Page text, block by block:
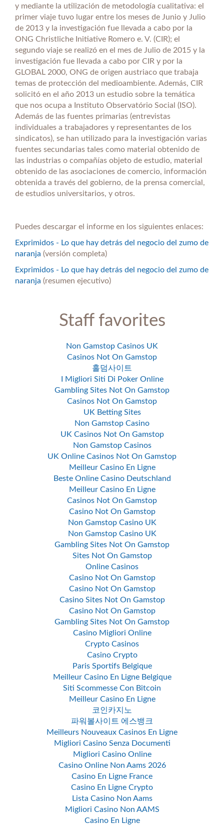
y mediante la utilización de metodología cualitativa: el
primer viaje tuvo lugar entre los meses de Junio y Julio
de 2013 y la investigación fue llevada a cabo por la
ONG Christliche Initiative Romero e. V. (CIR); el
segundo viaje se realizó en el mes de Julio de 2015 y la
investigación fue llevada a cabo por CIR y por la
GLOBAL 2000, ONG de origen austriaco que trabaja
temas de protección del medioambiente. Además, CIR
solicitó en el año 2013 un estudio sobre la temática
que nos ocupa a Instituto Observatório Social (ISO).
Además de las fuentes primarias (entrevistas
individuales a trabajadores y representantes de los
sindicatos), se han utilizado para la investigación varias
fuentes secundarias tales como material obtenido de
las industrias o compañías objeto de estudio, material
obtenido de las asociaciones de comercio, información
obtenida a través del gobierno, de la prensa comercial,
de estudios universitarios, y otros.
Puedes descargar el informe en los siguientes enlaces:
Exprimidos - Lo que hay detrás del negocio del zumo de
naranja (versión completa)
Exprimidos - Lo que hay detrás del negocio del zumo de
naranja (resumen ejecutivo)
Staff favorites
Non Gamstop Casinos UK
Casinos Not On Gamstop
홀덤사이트
I Migliori Siti Di Poker Online
Gambling Sites Not On Gamstop
Casinos Not On Gamstop
UK Betting Sites
Non Gamstop Casino
UK Casinos Not On Gamstop
Non Gamstop Casinos
UK Online Casinos Not On Gamstop
Meilleur Casino En Ligne
Beste Online Casino Deutschland
Meilleur Casino En Ligne
Casinos Not On Gamstop
Casino Not On Gamstop
Non Gamstop Casino UK
Non Gamstop Casino UK
Gambling Sites Not On Gamstop
Sites Not On Gamstop
Online Casinos
Casino Not On Gamstop
Casino Not On Gamstop
Casino Sites Not On Gamstop
Casino Not On Gamstop
Gambling Sites Not On Gamstop
Casino Migliori Online
Crypto Casinos
Casino Crypto
Paris Sportifs Belgique
Meilleur Casino En Ligne Belgique
Siti Scommesse Con Bitcoin
Meilleur Casino En Ligne
코인카지노
파워볼사이트 에스뱅크
Meilleurs Nouveaux Casinos En Ligne
Migliori Casino Senza Documenti
Migliori Casino Online
Casino Online Non Aams 2026
Casino En Ligne France
Casino En Ligne Crypto
Lista Casino Non Aams
Migliori Casino Non AAMS
Casino En Ligne